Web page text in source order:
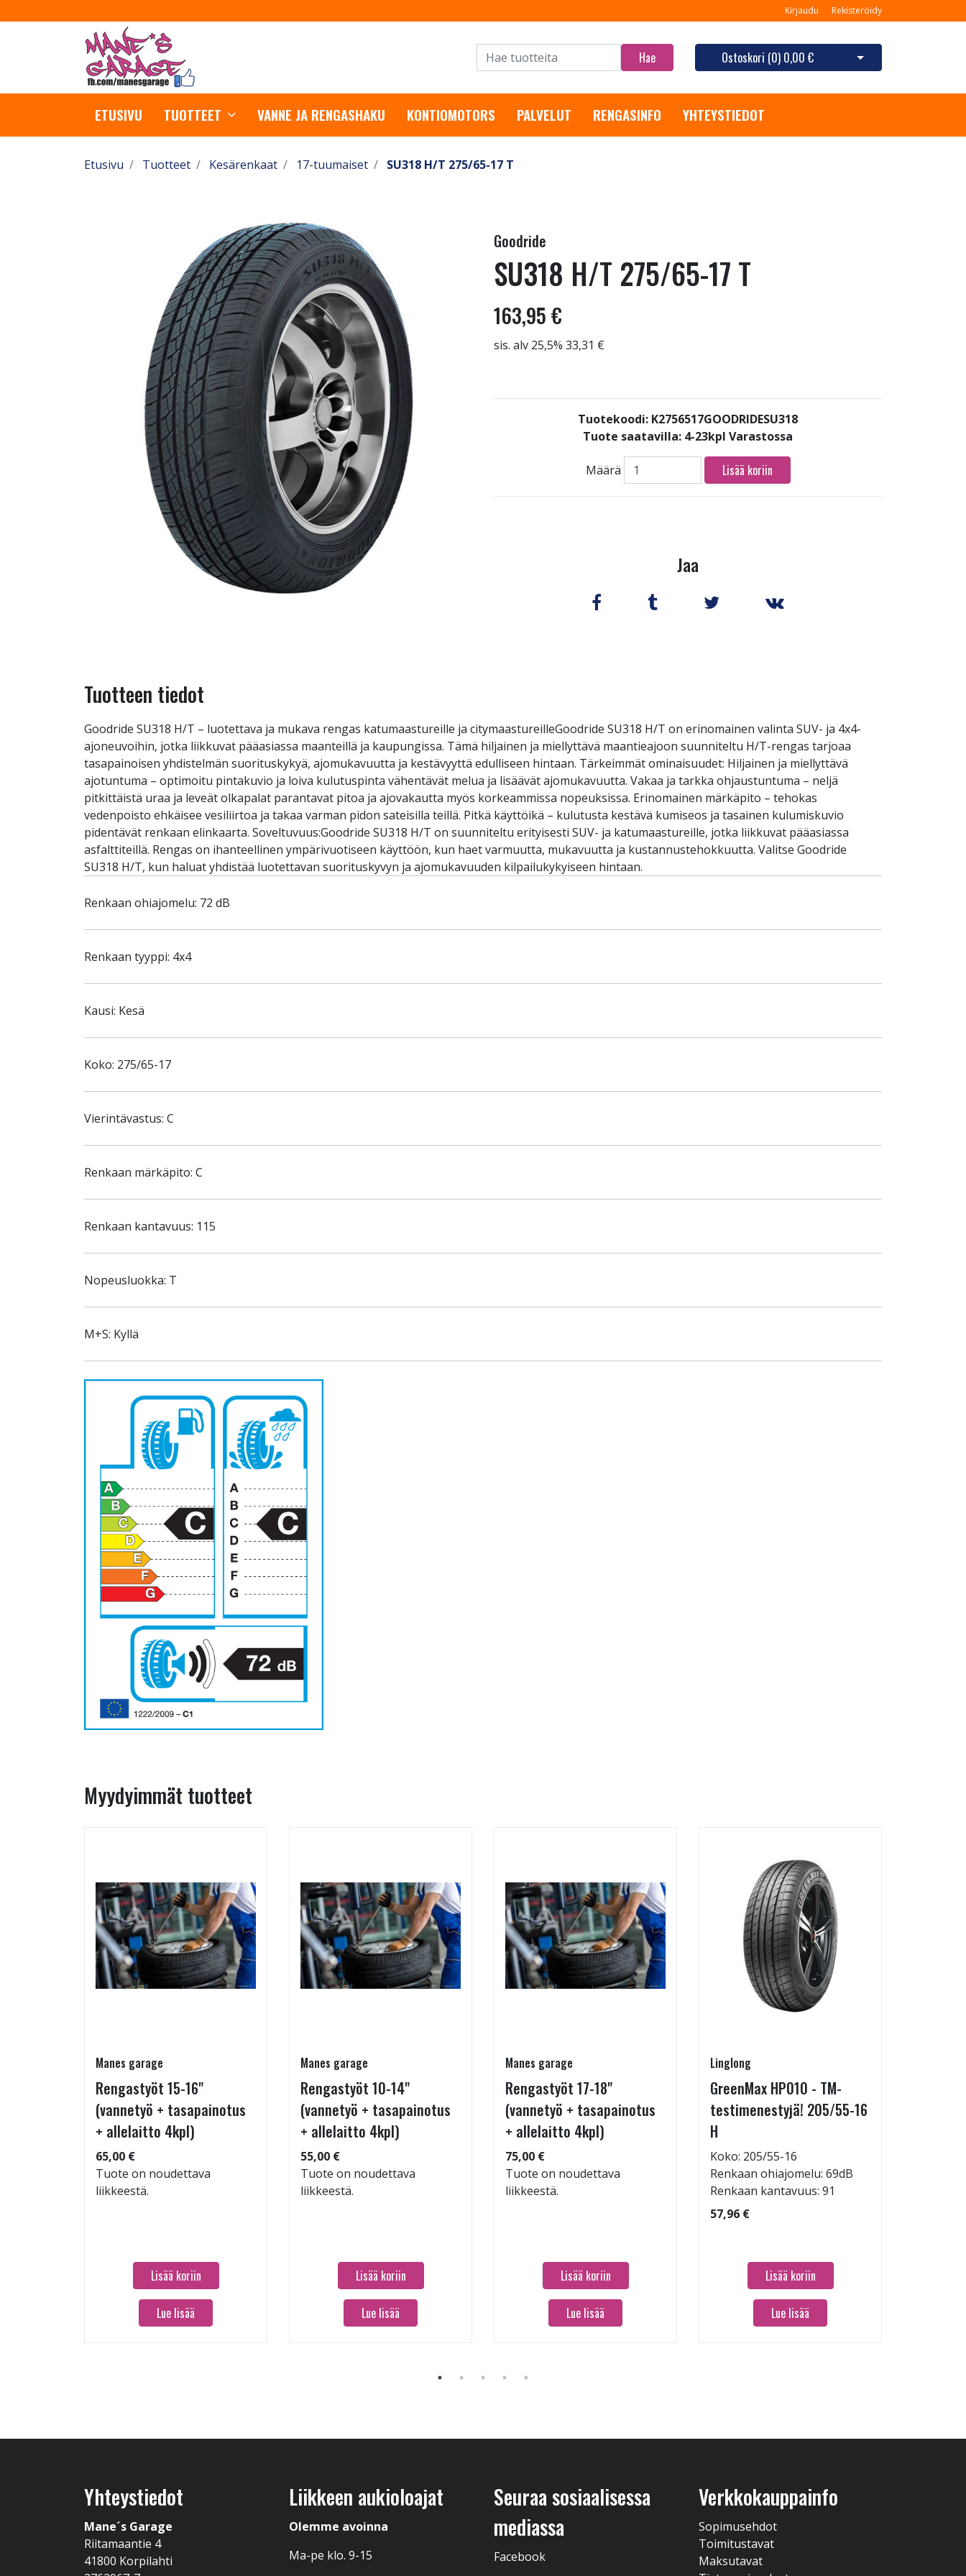
Kirjaudu Rekisteröidy
Hae Ostoskori (0) 0,00 € Avaa ostoskori
ETUSIVU TUOTTEET VANNE JA RENGASHAKU KONTIOMOTORS PALVELUT RENGASINFO YHTEYSTIEDOT
Etusivu Tuotteet Kesärenkaat 17-tuumaiset SU318 H/T 275/65-17 T
Goodride
SU318 H/T 275/65-17 T
163,95 €
sis. alv 25,5% 33,31 €
Tuotekoodi: K2756517GOODRIDESU318
Tuote saatavilla: 4-23kpl Varastossa
Määrä Lisää koriin
Jaa
Tuotteen tiedot
Goodride SU318 H/T – luotettava ja mukava rengas katumaastureille ja citymaastureilleGoodride SU318 H/T on erinomainen valinta SUV- ja 4x4-
ajoneuvoihin, jotka liikkuvat pääasiassa maanteillä ja kaupungissa. Tämä hiljainen ja miellyttävä maantieajoon suunniteltu H/T-rengas tarjoaa
tasapainoisen yhdistelmän suorituskykyä, ajomukavuutta ja kestävyyttä edulliseen hintaan. Tärkeimmät ominaisuudet: Hiljainen ja miellyttävä
ajotuntuma – optimoitu pintakuvio ja loiva kulutuspinta vähentävät melua ja lisäävät ajomukavuutta. Vakaa ja tarkka ohjaustuntuma – neljä
pitkittäistä uraa ja leveät olkapalat parantavat pitoa ja ajovakautta myös korkeammissa nopeuksissa. Erinomainen märkäpito – tehokas
vedenpoisto ehkäisee vesiliirtoa ja takaa varman pidon sateisilla teillä. Pitkä käyttöikä – kulutusta kestävä kumiseos ja tasainen kulumiskuvio
pidentävät renkaan elinkaarta. Soveltuvuus:Goodride SU318 H/T on suunniteltu erityisesti SUV- ja katumaastureille, jotka liikkuvat pääasiassa
asfalttiteillä. Rengas on ihanteellinen ympärivuotiseen käyttöön, kun haet varmuutta, mukavuutta ja kustannustehokkuutta. Valitse Goodride
SU318 H/T, kun haluat yhdistää luotettavan suorituskyvyn ja ajomukavuuden kilpailukykyiseen hintaan.
Renkaan ohiajomelu: 72 dB
Renkaan tyyppi: 4x4
Kausi: Kesä
Koko: 275/65-17
Vierintävastus: C
Renkaan märkäpito: C
Renkaan kantavuus: 115
Nopeusluokka: T
M+S: Kyllä
Myydyimmät tuotteet
Manes garage
Rengastyöt 15-16"
(vannetyö + tasapainotus
+ allelaitto 4kpl)
65,00 €
Tuote on noudettava
liikkeestä.
Lisää koriin
Lue lisää
Manes garage
Rengastyöt 10-14"
(vannetyö + tasapainotus
+ allelaitto 4kpl)
55,00 €
Tuote on noudettava
liikkeestä.
Lisää koriin
Lue lisää
Manes garage
Rengastyöt 17-18"
(vannetyö + tasapainotus
+ allelaitto 4kpl)
75,00 €
Tuote on noudettava
liikkeestä.
Lisää koriin
Lue lisää
Linglong
GreenMax HP010 - TM-
testimenestyjä! 205/55-16
H
Koko: 205/55-16
Renkaan ohiajomelu: 69dB
Renkaan kantavuus: 91
57,96 €
Lisää koriin
Lue lisää
Yhteystiedot
Mane´s Garage
Riitamaantie 4
41800 Korpilahti
Liikkeen aukioloajat
Olemme avoinna
Ma-pe klo. 9-15
Seuraa sosiaalisessa
mediassa
Facebook
Verkkokauppainfo
Sopimusehdot
Toimitustavat
Maksutavat